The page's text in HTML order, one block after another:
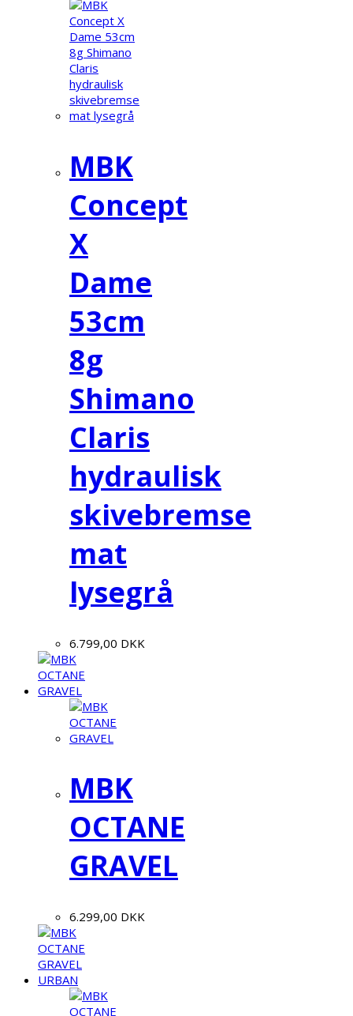
MBK
Concept
X
Dame
53cm
8g
Shimano
Claris
hydraulisk
skivebremse
mat
lysegrå
6.799,00 DKK
MBK
OCTANE
GRAVEL
6.299,00 DKK